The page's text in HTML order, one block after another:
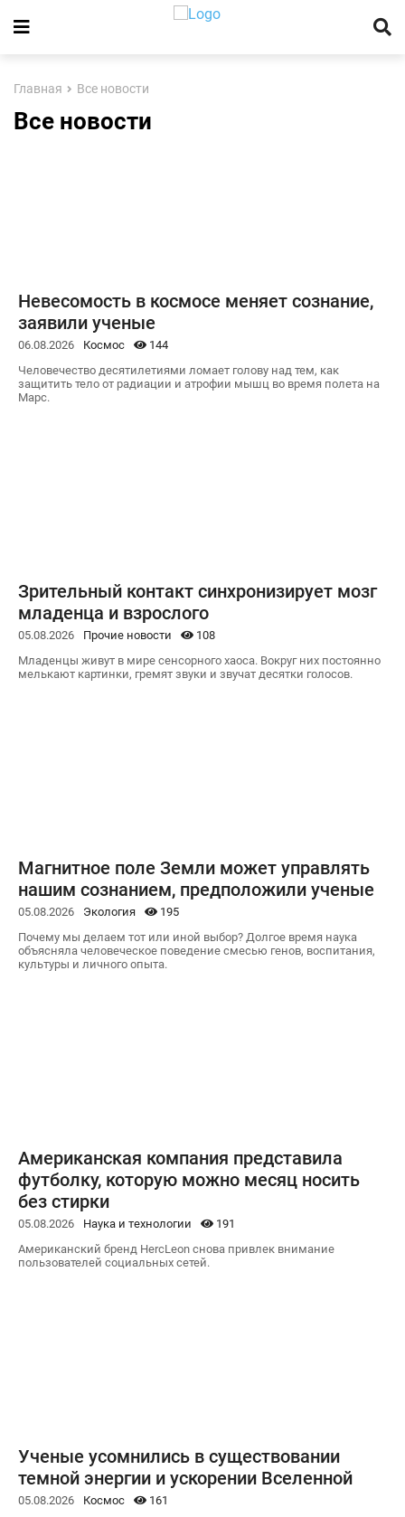
Главная Все новости
Все новости
Невесомость в космосе меняет сознание,
заявили ученые
06.08.2026 Космос
144
Человечество десятилетиями ломает голову над тем, как
защитить тело от радиации и атрофии мышц во время полета на
Марс.
Зрительный контакт синхронизирует мозг
младенца и взрослого
05.08.2026 Прочие новости
108
Младенцы живут в мире сенсорного хаоса. Вокруг них постоянно
мелькают картинки, гремят звуки и звучат десятки голосов.
Магнитное поле Земли может управлять
нашим сознанием, предположили ученые
05.08.2026 Экология
195
Почему мы делаем тот или иной выбор? Долгое время наука
объясняла человеческое поведение смесью генов, воспитания,
культуры и личного опыта.
Американская компания представила
футболку, которую можно месяц носить
без стирки
05.08.2026 Наука и технологии
191
Американский бренд HercLeon снова привлек внимание
пользователей социальных сетей.
Ученые усомнились в существовании
темной энергии и ускорении Вселенной
05.08.2026 Космос
161